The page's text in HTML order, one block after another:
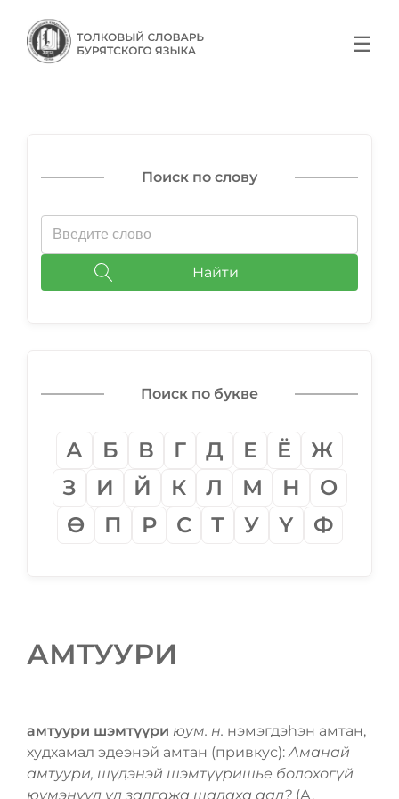
☰
Поиск по слову
Найти
Поиск по букве
А Б В Г Д Е Ё
Ж
З
И Й К Л М Н
О
Ѳ
П Р С Т У Ү Ф
АМТУУРИ
амтуури шэмтүүри юум. н. нэмэгдэһэн амтан,
худхамал эдеэнэй амтан (привкус):Аманай
амтуури, шүдэнэй шэмтүүришье болохогүй
юумэнүүд үл залгажа шадаха аал? (А.